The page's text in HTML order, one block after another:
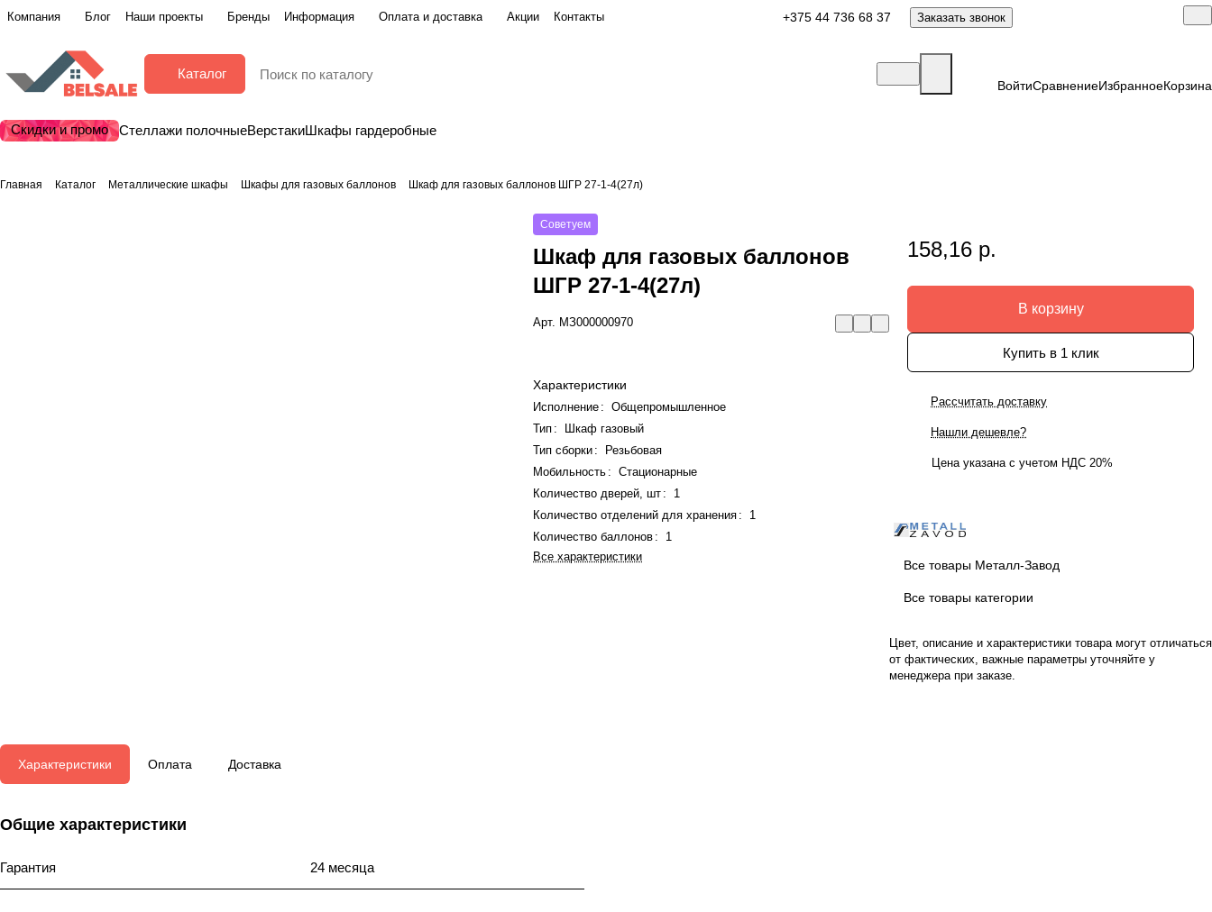
Компания Блог Наши проекты Бренды Информация Оплата и доставка Акции Контакты +375 44 736 68 37 Заказать звонок
Каталог
ВойтиСравнениеИзбранноеКорзина
Скидки и промо Стеллажи полочныеВерстакиШкафы гардеробные
Главная Каталог Металлические шкафы Шкафы для газовых баллонов Шкаф для газовых баллонов ШГР 27-1-4(27л)
Советуем
Шкаф для газовых баллонов
ШГР 27-1-4(27л)
Арт. МЗ000000970
Характеристики
Исполнение :
Общепромышленное
Тип :
Шкаф газовый
Тип сборки:
Резьбовая
Мобильность :
Стационарные
Количество дверей, шт :
1
Количество отделений для хранения :
1
Количество баллонов :
1
Все характеристики
158,16 р.
В корзину
Купить в 1 клик
Рассчитать доставку
Нашли дешевле?
Цена указана с учетом НДС 20%
Все товары Металл-Завод
Все товары категории
Цвет, описание и характеристики товара могут отличаться
от фактических, важные параметры уточняйте у
менеджера при заказе.
Характеристики Оплата Доставка
Общие характеристики
Гарантия 24 месяца